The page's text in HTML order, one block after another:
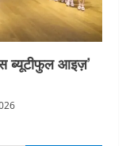
ब्यूटीफुल आइज़’